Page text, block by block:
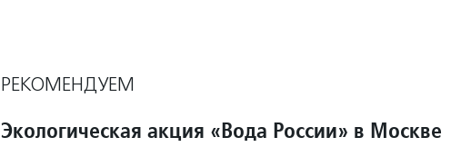
РЕКОМЕНДУЕМ
Экологическая акция «Вода России» в Москве